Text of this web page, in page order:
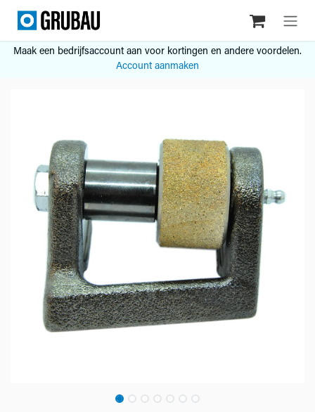
Overslaan naar inhoud
Maak een bedrijfsaccount aan voor kortingen en andere voordelen.
Account aanmaken